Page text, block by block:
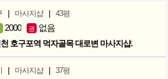
| 마사지샵 | 43평
2000 권 없음
호구포역 먹자골목 대로변 마사지샵.
| 마사지샵 | 37평